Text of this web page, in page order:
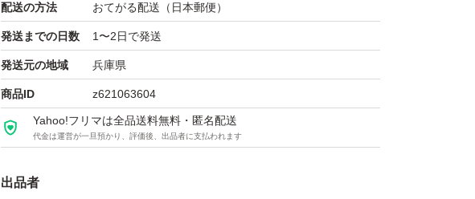
配送の方法 おてがる配送（日本郵便）
発送までの日数 1〜2日で発送
発送元の地域 兵庫県
商品ID z621063604
Yahoo!フリマは全品送料無料・匿名配送
代金は運営が一旦預かり、評価後、出品者に支払われます
出品者